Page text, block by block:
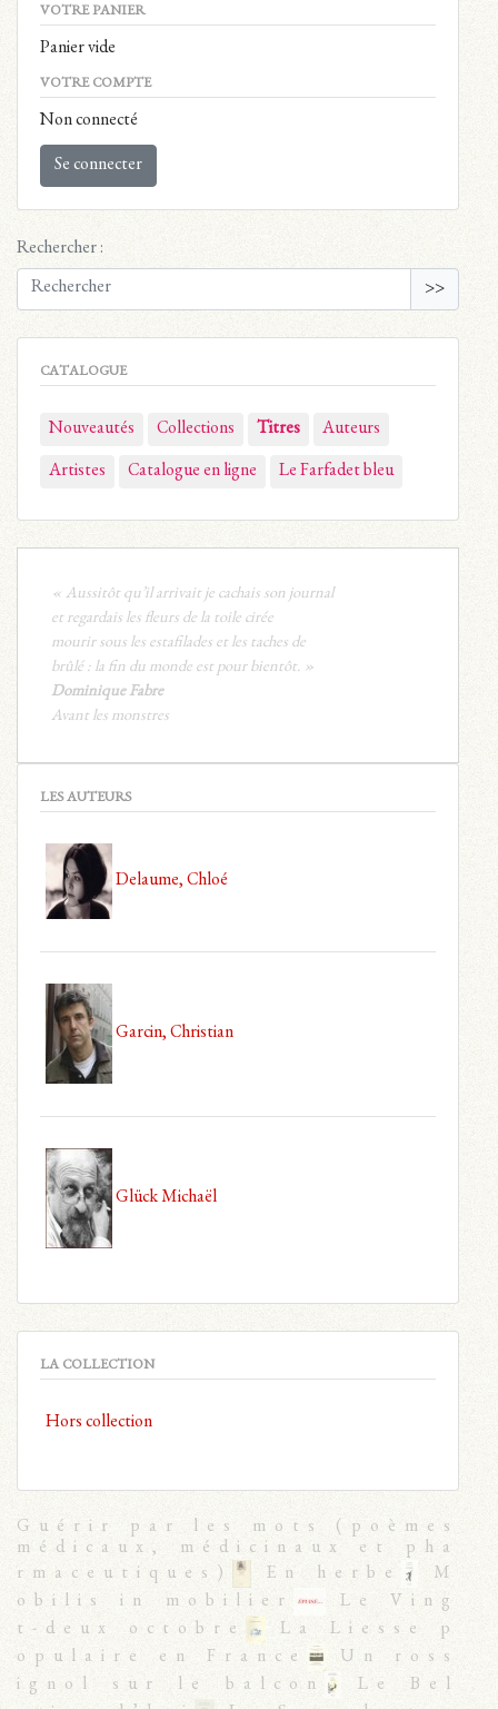
VOTRE PANIER
Panier vide
VOTRE COMPTE
Non connecté
Se connecter
Rechercher :
>>
CATALOGUE
Nouveautés Collections Titres Auteurs
Artistes Catalogue en ligne Le Farfadet bleu
« Aussitôt qu’il arrivait je cachais son journal
et regardais les fleurs de la toile cirée
mourir sous les estafilades et les taches de
brûlé : la fin du monde est pour bientôt. »
Dominique Fabre
Avant les monstres
LES AUTEURS
Delaume, Chloé
Garcin, Christian
Glück Michaël
LA COLLECTION
Hors collection
Guérir par les mots (poèmes
médicaux, médicinaux et pha
rmaceutiques)
En herbe
M
obilis in mobilier
Le Ving
t-deux octobre
La Liesse p
opulaire en France
Un ross
ignol sur le balcon
Le Bel